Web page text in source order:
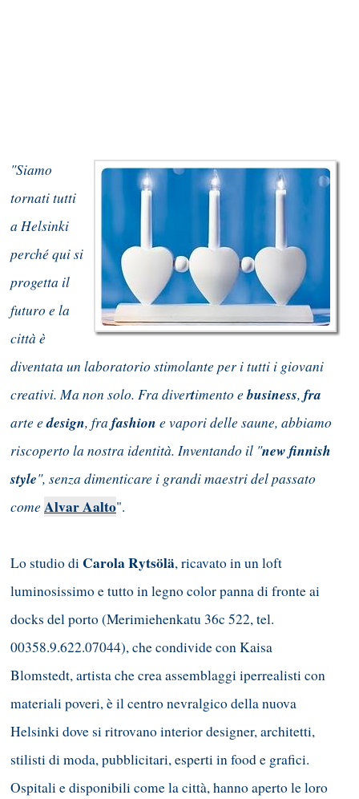
"Siamo
tornati tutti
a Helsinki
perché qui si
progetta il
futuro e la
città è
diventata un laboratorio stimolante per i tutti i giovani
creativi. Ma non solo. Fra divertimento ebusiness, fra
arte edesign, fra fashion e vapori delle saune, abbiamo
riscoperto la nostra identità. Inventando il "new finnish
style", senza dimenticare i grandi maestri del passato
come Alvar Aalto".
Lo studio di Carola Rytsölä, ricavato in un loft
luminosissimo e tutto in legno color panna di fronte ai
docks del porto (Merimiehenkatu 36c 522, tel.
00358.9.622.07044), che condivide con Kaisa
Blomstedt, artista che crea assemblaggi iperrealisti con
materiali poveri, è il centro nevralgico della nuova
Helsinki dove si ritrovano interior designer, architetti,
stilisti di moda, pubblicitari, esperti in food e grafici.
Ospitali e disponibili come la città, hanno aperto le loro